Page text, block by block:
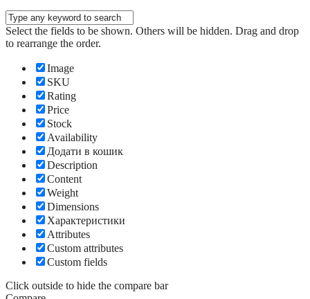
Select the fields to be shown. Others will be hidden. Drag and drop
to rearrange the order.
Image
SKU
Rating
Price
Stock
Availability
Додати в кошик
Description
Content
Weight
Dimensions
Характеристики
Attributes
Custom attributes
Custom fields
Click outside to hide the compare bar